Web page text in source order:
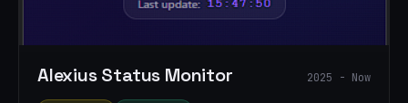
Alexius Status Monitor 2025 - Now